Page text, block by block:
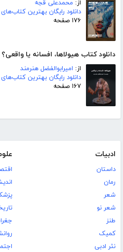
از: محمدعلی قجه
دانلود رایگان بهترین
۱۷۶ صفحه
دانلود کتاب هیولاها، افسانه یا واقعی؟
از: امیرابوالفضل هنرمند
دانلود رایگان بهترین
۱۶۷ صفحه
ادبیات
داستان
رمان
شعر
شعر نو
طنز
کمیک
نثر ادبی